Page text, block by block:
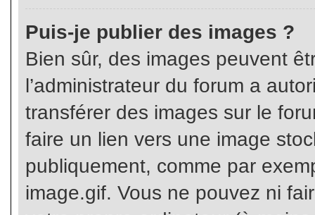
Puis-je publier des images ?
Bien sûr, des images peuvent
l’administrateur du forum a
transférer des images sur le
faire un lien vers une image
publiquement, comme par
image.gif. Vous ne pouvez ni